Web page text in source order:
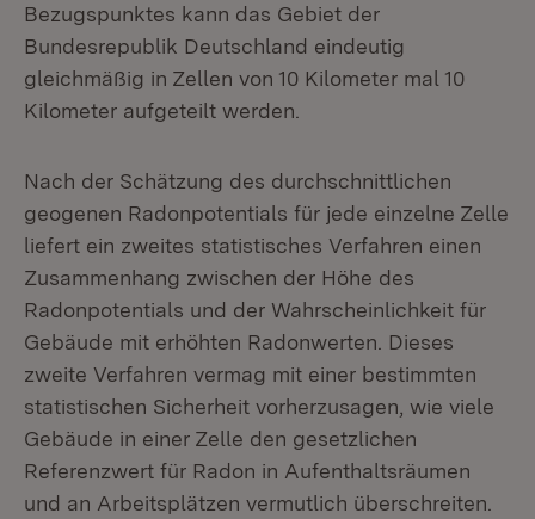
Bezugspunktes kann das Gebiet der
Bundesrepublik Deutschland eindeutig
gleichmäßig in Zellen von 10 Kilometer mal 10
Kilometer aufgeteilt werden.
Nach der Schätzung des durchschnittlichen
geogenen Radonpotentials für jede einzelne Zelle
liefert ein zweites statistisches Verfahren einen
Zusammenhang zwischen der Höhe des
Radonpotentials und der Wahrscheinlichkeit für
Gebäude mit erhöhten Radonwerten. Dieses
zweite Verfahren vermag mit einer bestimmten
statistischen Sicherheit vorherzusagen, wie viele
Gebäude in einer Zelle den gesetzlichen
Referenzwert für Radon in Aufenthaltsräumen
und an Arbeitsplätzen vermutlich überschreiten.